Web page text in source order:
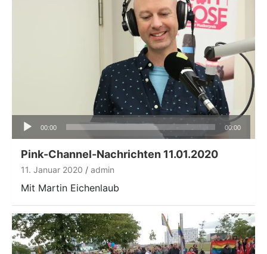
Audio-
Player
00:00 00:00
Pink-Channel-Nachrichten 11.01.2020
11. Januar 2020 admin
Mit Martin Eichenlaub